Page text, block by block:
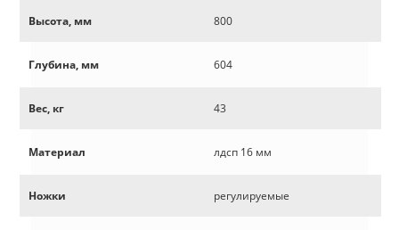
Высота, мм 800
Глубина, мм 604
Вес, кг 43
Материал лдсп 16 мм
Ножки регулируемые